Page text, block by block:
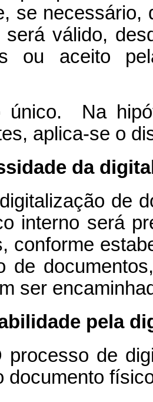
se necessário,
será válido,
ou aceito
único. Na
aplica-se o
da
de
interno será
conforme
de
ser
pela
de
documento